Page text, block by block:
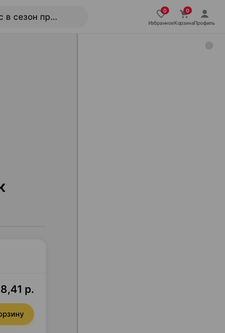
ИзбранноеКорзинаПрофиль
р.